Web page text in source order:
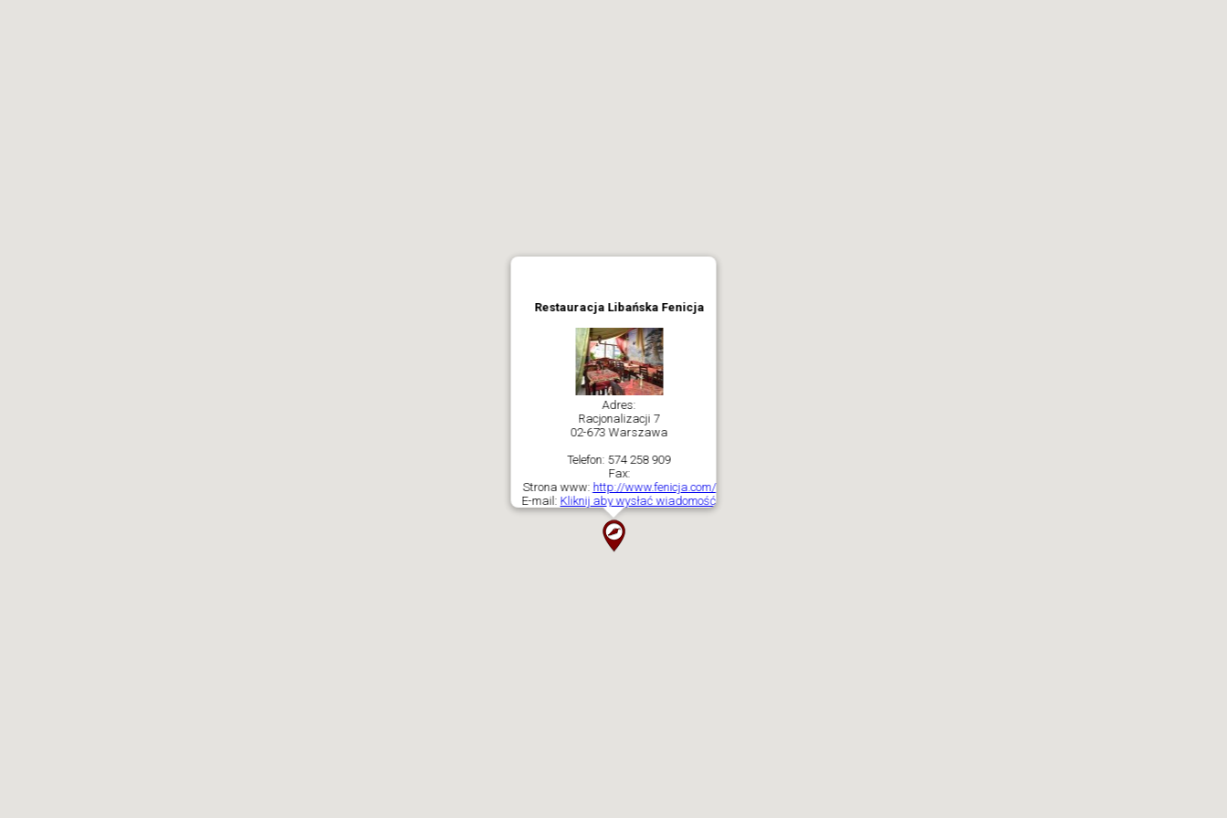
Restauracja Libańska Fenicja
Adres:
Racjonalizacji 7
02-673 Warszawa
Telefon: 574 258 909
Fax:
Strona www: http://www.fenicja.com/
E-mail: Kliknij aby wysłać wiadomość